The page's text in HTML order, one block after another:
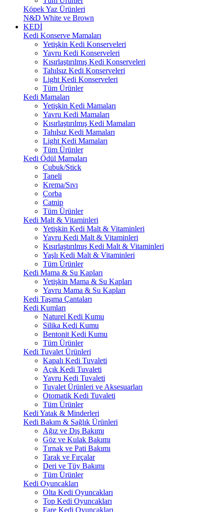
Köpek Yaz Ürünleri
N&D White ve Brown
KEDİ
Kedi Konserve Mamaları
Yetişkin Kedi Konserveleri
Yavru Kedi Konserveleri
Kısırlaştırılmış Kedi Konserveleri
Tahılsız Kedi Konserveleri
Light Kedi Konserveleri
Tüm Ürünler
Kedi Mamaları
Yetişkin Kedi Mamaları
Yavru Kedi Mamaları
Kısırlaştırılmış Kedi Mamaları
Tahılsız Kedi Mamaları
Light Kedi Mamaları
Tüm Ürünler
Kedi Ödül Mamaları
Çubuk/Stick
Taneli
Krema/Sıvı
Çorba
Catnip
Tüm Ürünler
Kedi Malt & Vitaminleri
Yetişkin Kedi Malt & Vitaminleri
Yavru Kedi Malt & Vitaminleri
Kısırlaştırılmış Kedi Malt & Vitaminleri
Yaşlı Kedi Malt & Vitaminleri
Tüm Ürünler
Kedi Mama & Su Kapları
Yetişkin Mama & Su Kapları
Yavru Mama & Su Kapları
Kedi Taşıma Çantaları
Kedi Kumları
Naturel Kedi Kumu
Silika Kedi Kumu
Bentonit Kedi Kumu
Tüm Ürünler
Kedi Tuvalet Ürünleri
Kapalı Kedi Tuvaleti
Açık Kedi Tuvaleti
Yavru Kedi Tuvaleti
Tuvalet Ürünleri ve Aksesuarları
Otomatik Kedi Tuvaleti
Tüm Ürünler
Kedi Yatak & Minderleri
Kedi Bakım & Sağlık Ürünleri
Ağız ve Dış Bakımı
Göz ve Kulak Bakımı
Tırnak ve Pati Bakımı
Tarak ve Fırçalar
Deri ve Tüy Bakımı
Tüm Ürünler
Kedi Oyuncakları
Olta Kedi Oyuncakları
Top Kedi Oyuncakları
Fare Kedi Oyuncakları